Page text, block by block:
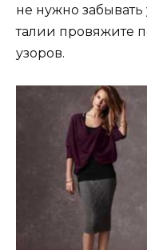
не нужно забывать
талии провяжите
узоров.